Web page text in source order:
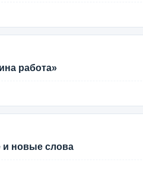
работа»
и новые слова